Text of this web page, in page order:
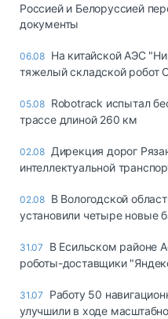
Россией и Белоруссией
документы
06.08 На китайской АЭС
тяжелый складской робот
05.08 Robotrack испытал
трассе длиной 260 км
02.08 Дирекция дорог
интеллектуальной
02.08 В Вологодской
установили четыре новые
31.07
В Есильском районе
роботы-доставщики
31.07
Работу 50
улучшили в ходе